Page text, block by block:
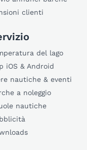
clienti
del lago
iOS & Android
nautiche & eventi
a noleggio
nautiche